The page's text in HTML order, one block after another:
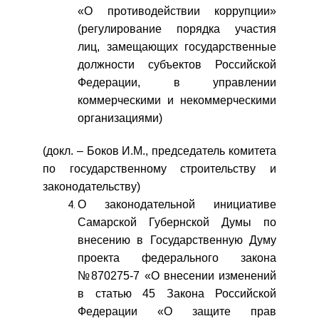
«О противодействии коррупции»
(регулирование порядка участия
лиц, замещающих государственные
должности субъектов Российской
Федерации, в управлении
коммерческими и некоммерческими
организациями)
(докл. – Боков И.М., председатель комитета
по государственному строительству и
законодательству)
О законодательной инициативе
Самарской Губернской Думы по
внесению в Государственную Думу
проекта федерального закона
№870275-7 «О внесении изменений
в статью 45 Закона Российской
Федерации «О защите прав